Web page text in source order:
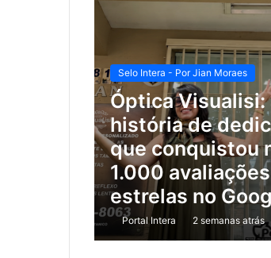
Selo Intera - Por Jian Moraes
Óptica Visualisi:
história de
que conquistou
1.000
estrelas no
Portal Intera 2 semanas atrás